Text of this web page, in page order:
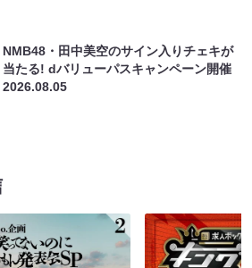
NMB48・田中美空のサイン入りチェキが
当たる! dバリューパスキャンペーン開催
2026.08.05